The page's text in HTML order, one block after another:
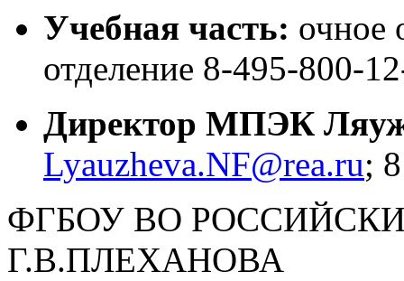
Учебная часть: очное
отделение 8-495-800-
Директор МПЭК
Lyauzheva.NF@rea.ru;
ФГБОУ ВО
Г.В.ПЛЕХАНОВА